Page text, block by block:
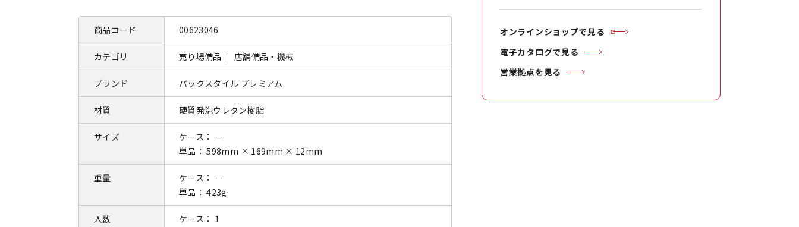
商品コード 00623046
カテゴリ 売り場備品 ｜ 店舗備品・機械
ブランド パックスタイル プレミアム
材質 硬質発泡ウレタン樹脂
サイズ
ケース： －
単品： 598mm × 169mm × 12mm
重量
ケース： －
単品： 423g
入数
ケース： 1
オンラインショップで見る
電子カタログで見る
営業拠点を見る